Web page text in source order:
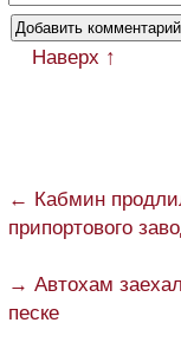
Наверх ↑
← Кабмин
припортового
→ Автохам
песке